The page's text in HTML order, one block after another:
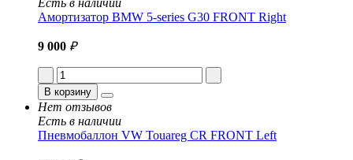
Амортизатор BMW 5-series G30 FRONT Right
9 000 ₽
В корзину
Нет отзывов
Есть в наличии
Пневмобаллон VW Touareg CR FRONT Left